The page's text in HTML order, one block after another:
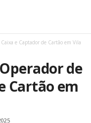
e Captador de Cartão em Vila
de
Cartão em